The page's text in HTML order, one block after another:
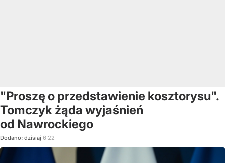
"Proszę o przedstawienie kosztorysu".
Tomczyk żąda wyjaśnień
od Nawrockiego
Dodano: dzisiaj 6:22